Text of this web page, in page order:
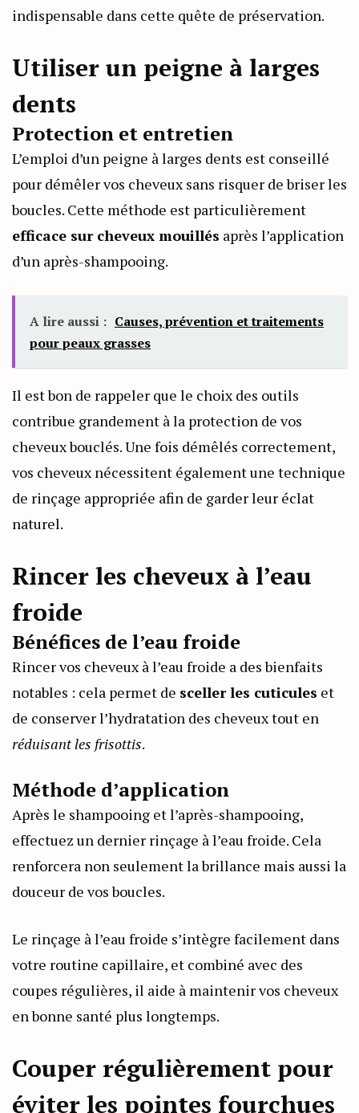
indispensable dans cette quête de préservation.
Utiliser un peigne à larges
dents
Protection et entretien
L’emploi d’un peigne à larges dents est conseillé
pour démêler vos cheveux sans risquer de briser les
boucles. Cette méthode est particulièrement
efficace sur cheveux mouillés après l’application
d’un après-shampooing.
A lire aussi : Causes, prévention et traitements
pour peaux grasses
Il est bon de rappeler que le choix des outils
contribue grandement à la protection de vos
cheveux bouclés. Une fois démêlés correctement,
vos cheveux nécessitent également une technique
de rinçage appropriée afin de garder leur éclat
naturel.
Rincer les cheveux à l’eau
froide
Bénéfices de l’eau froide
Rincer vos cheveux à l’eau froide a des bienfaits
notables : cela permet de sceller les cuticules et
de conserver l’hydratation des cheveux tout en
réduisant les frisottis.
Méthode d’application
Après le shampooing et l’après-shampooing,
effectuez un dernier rinçage à l’eau froide. Cela
renforcera non seulement la brillance mais aussi la
douceur de vos boucles.
Le rinçage à l’eau froide s’intègre facilement dans
votre routine capillaire, et combiné avec des
coupes régulières, il aide à maintenir vos cheveux
en bonne santé plus longtemps.
Couper régulièrement pour
éviter les pointes fourchues